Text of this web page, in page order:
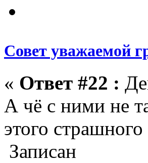
Совет уважаемой
« Ответ #22 :
А чё с ними не
этого
Записан